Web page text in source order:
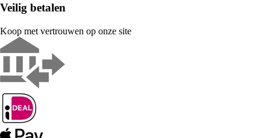
Veilig betalen
Koop met vertrouwen op onze site